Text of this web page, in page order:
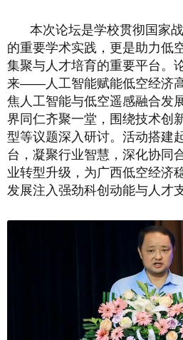
本次论坛是学校贯彻国家
的重要学术实践，更是助力低
集聚与人才培育的重要平台。
来——人工智能赋能低空经济
焦人工智能与低空遥感融合发
界同仁齐聚一堂，围绕技术创
型等议题深入研讨。活动搭建
台，凝聚行业智慧，深化协同
业转型升级，为广西低空经济
发展注入强劲科创动能与人才